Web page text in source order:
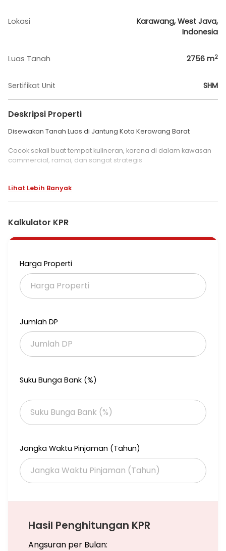
Lokasi
Karawang, West Java,
Indonesia
Luas Tanah 2756 m2
Sertifikat Unit SHM
Deskripsi Properti
Disewakan Tanah Luas di Jantung Kota Kerawang Barat
Cocok sekali buat tempat kulineran, karena di dalam kawasan
commercial, ramai, dan sangat strategis
LT 2.756 m2
Tanah dataran keras.
Lihat Lebih Banyak
Kalkulator KPR
Harga Properti
Jumlah DP
Suku Bunga Bank (%)
Jangka Waktu Pinjaman (Tahun)
Hasil Penghitungan KPR
Angsuran per Bulan: